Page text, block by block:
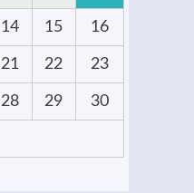
14 15 16
21 22 23
28 29 30